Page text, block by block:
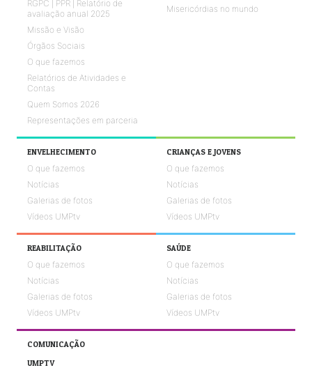
RGPC | PPR | Relatório de
avaliação anual 2025
Missão e Visão
Órgãos Sociais
O que fazemos
Relatórios de Atividades e
Contas
Quem Somos 2026
Representações em parceria
Misericórdias no mundo
ENVELHECIMENTO
O que fazemos
Notícias
Galerias de fotos
Vídeos UMPtv
CRIANÇAS E JOVENS
O que fazemos
Notícias
Galerias de fotos
Vídeos UMPtv
REABILITAÇÃO
O que fazemos
Notícias
Galerias de fotos
Vídeos UMPtv
SAÚDE
O que fazemos
Notícias
Galerias de fotos
Vídeos UMPtv
COMUNICAÇÃO
UMPTV